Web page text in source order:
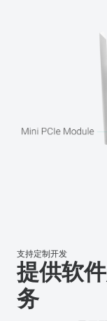
支持定制开发
提供软
务